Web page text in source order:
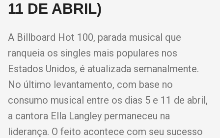
11 DE ABRIL)
A Billboard Hot 100, parada musical que
ranqueia os singles mais populares nos
Estados Unidos, é atualizada semanalmente.
No último levantamento, com base no
consumo musical entre os dias 5 e 11 de abril,
a cantora Ella Langley permaneceu na
liderança. O feito acontece com seu sucesso